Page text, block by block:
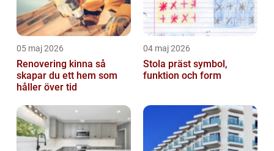
05 maj 2026
Renovering kinna så
skapar du ett hem som
håller över tid
04 maj 2026
Stola präst symbol,
funktion och form